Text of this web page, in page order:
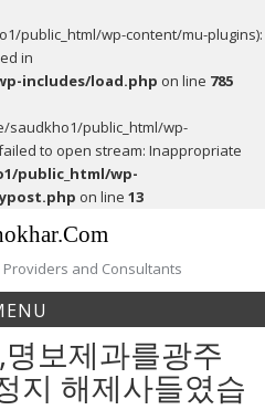
public_html/wp-content/mu-plugins):
in
includes/load.php on line 785
saudkho1/public_html/wp-
to open stream: Inappropriate
public_html/wp-
on line 13
and Consultants
보제과를광주
지 해제사들였습